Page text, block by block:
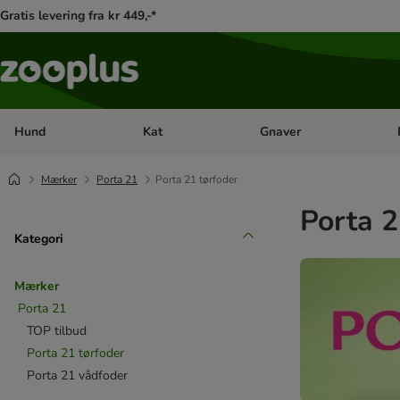
Gratis levering fra kr 449,-*
Hund Åben kategori menu: Hund
Kat Åben kategori menu: Kat
Gnaver
Mærker Porta 21 Porta 21 tørfoder
Kategori
Mærker
Porta 21
TOP tilbud
Porta 21 tørfoder
Porta 21 vådfoder
Porta